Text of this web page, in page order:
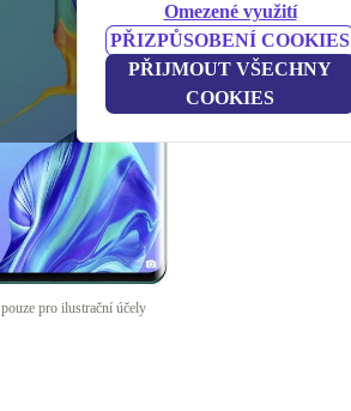
Omezené využití
PŘIZPŮSOBENÍ COOKIES
PŘIJMOUT VŠECHNY
COOKIES
pouze pro ilustrační účely